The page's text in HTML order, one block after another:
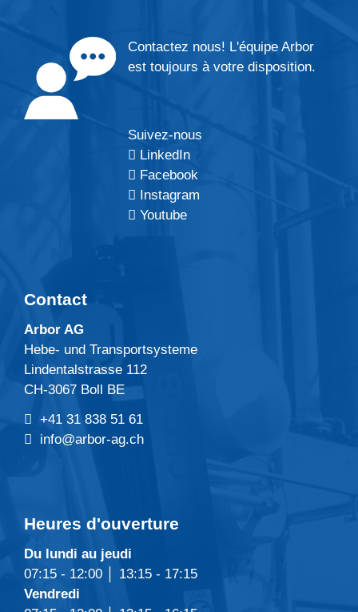
Contactez nous! L'équipe Arbor
est toujours à votre disposition.
Suivez-nous
LinkedIn
Facebook
Instagram
Youtube
Contact
Arbor AG
Hebe- und Transportsysteme
Lindentalstrasse 112
CH-3067 Boll BE
+41 31 838 51 61
info@arbor-ag.ch
Heures d'ouverture
Du lundi au jeudi
07:15 - 12:00 │ 13:15 - 17:15
Vendredi